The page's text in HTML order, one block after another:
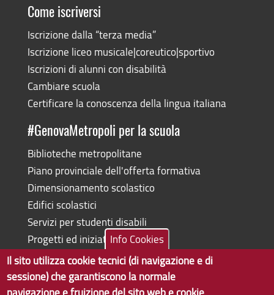
Come iscriversi
Iscrizione dalla “terza media”
Iscrizione liceo musicale|coreutico|sportivo
Iscrizioni di alunni con disabilità
Cambiare scuola
Certificare la conoscenza della lingua italiana
#GenovaMetropoli per la scuola
Biblioteche metropolitane
Piano provinciale dell'offerta formativa
Dimensionamento scolastico
Edifici scolastici
Servizi per studenti disabili
Progetti ed iniziativeInfo Cookies
Il sito utilizza cookie tecnici (di navigazione e di
sessione) che garantiscono la normale
navigazione e fruizione del sito web e cookie